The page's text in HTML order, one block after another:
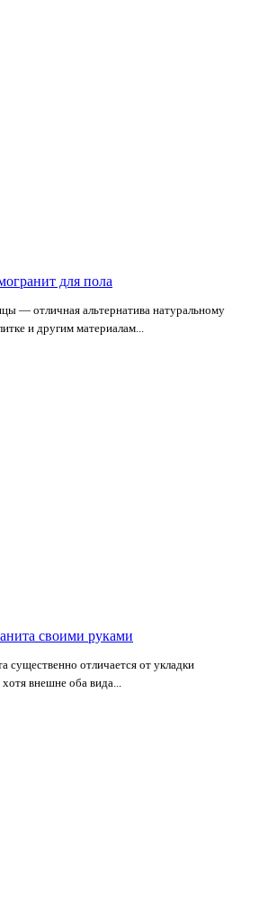
для пола
— отличная альтернатива натуральному
и другим материалам...
своими руками
существенно отличается от укладки
внешне оба вида...